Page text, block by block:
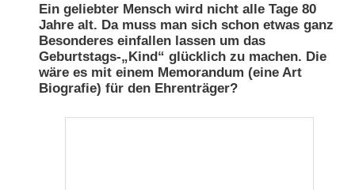
Ein geliebter Mensch wird nicht alle Tage 80
Jahre alt. Da muss man sich schon etwas ganz
Besonderes einfallen lassen um das
Geburtstags-„Kind“ glücklich zu machen. Die
wäre es mit einem Memorandum (eine Art
Biografie) für den Ehrenträger?